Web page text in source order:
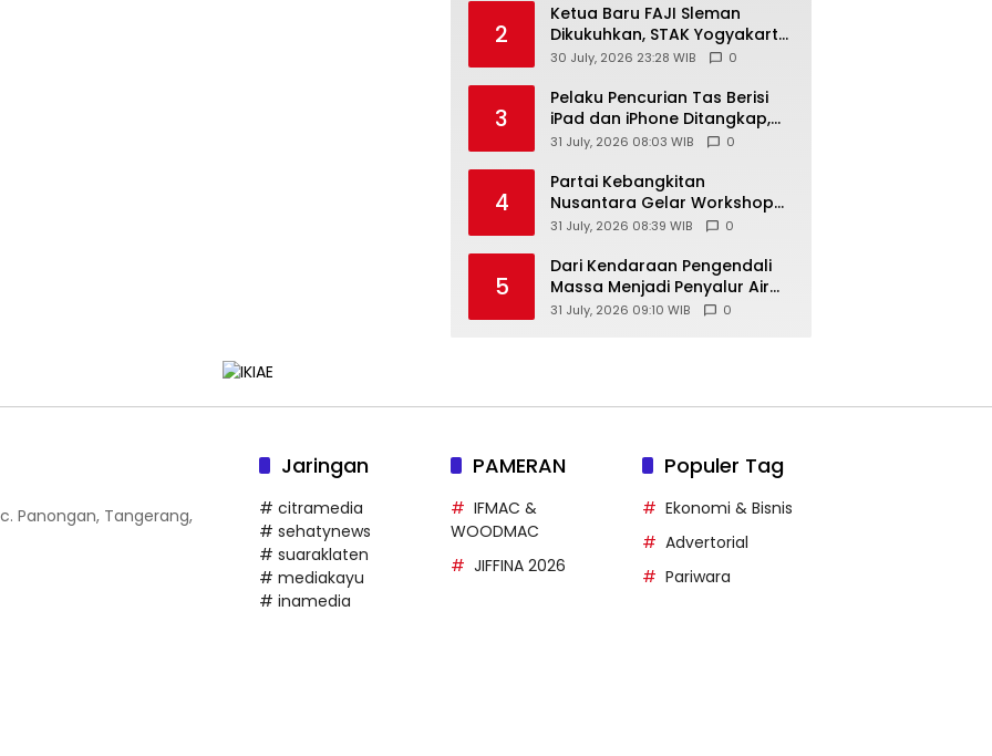
2
Ketua Baru FAJI Sleman
Dikukuhkan, STAK Yogyakarta
Siap Dukung Pengembangan
30 July, 2026 23:28 WIB 0
3
Pelaku Pencurian Tas Berisi
iPad dan iPhone Ditangkap,
Kerugian Korban Capai Rp25
31 July, 2026 08:03 WIB 0
4
Partai Kebangkitan
Nusantara Gelar Workshop
Nasional Untuk Anggota DPRD
Yogyakarta
31 July, 2026 08:39 WIB 0
5
Dari Kendaraan Pengendali
Massa Menjadi Penyalur Air
Bersih, AWC Polres
31 July, 2026 09:10 WIB 0
Panongan, Tangerang,
Jaringan
# citramedia
# sehatynews
# suaraklaten
# mediakayu
# inamedia
PAMERAN
IFMAC &
WOODMAC
JIFFINA 2026
Populer Tag
Ekonomi & Bisnis
Advertorial
Pariwara